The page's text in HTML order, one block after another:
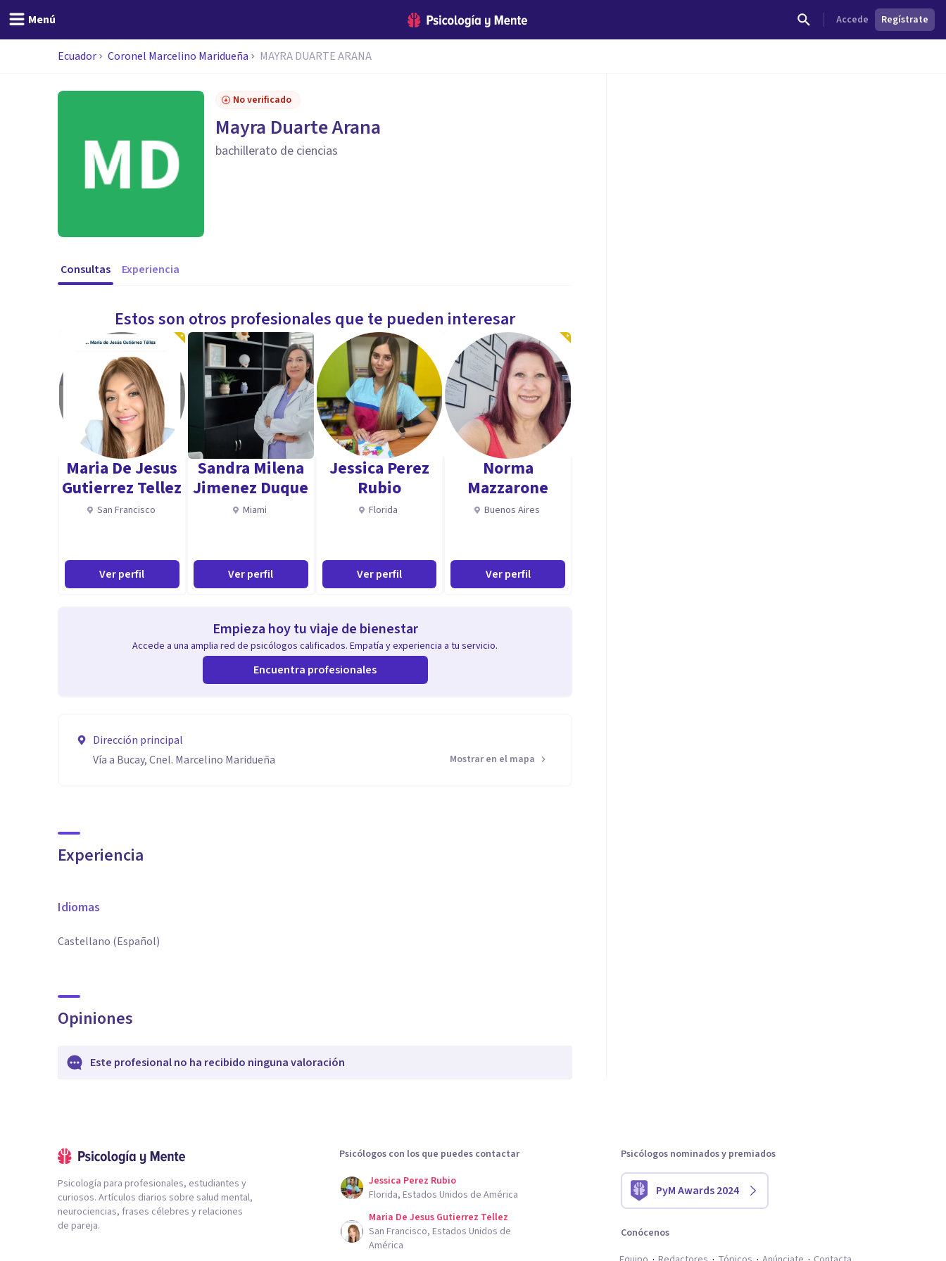
Menú Accede Regístrate
Ecuador Coronel Marcelino Maridueña MAYRA DUARTE ARANA
No verificado
Mayra Duarte Arana
bachillerato de ciencias
Consultas Experiencia
Estos son otros profesionales que te pueden interesar
Maria De Jesus
Gutierrez Tellez
San Francisco
Ver perfil
Sandra Milena
Jimenez Duque
Miami
Ver perfil
Jessica Perez
Rubio
Florida
Ver perfil
Norma
Mazzarone
Buenos Aires
Ver perfil
Empieza hoy tu viaje de bienestar
Accede a una amplia red de psicólogos calificados. Empatía y experiencia a tu servicio.
Encuentra profesionales
Dirección principal
Vía a Bucay, Cnel. Marcelino Maridueña
Mostrar en el mapa
Experiencia
Idiomas
Castellano (Español)
Opiniones
Este profesional no ha recibido ninguna valoración
Psicología para profesionales, estudiantes y
curiosos. Artículos diarios sobre salud mental,
neurociencias, frases célebres y relaciones
de pareja.
Psicólogos con los que puedes contactar
Jessica Perez Rubio
Florida, Estados Unidos de América
Maria De Jesus Gutierrez Tellez
San Francisco, Estados Unidos de
América
Psicólogos nominados y premiados
PyM Awards 2024
Conócenos